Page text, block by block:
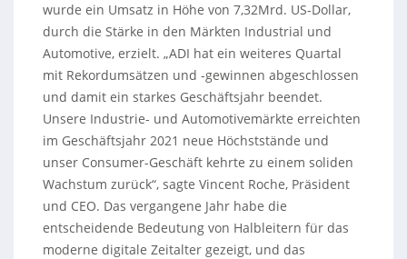
wurde ein Umsatz in Höhe von 7,32Mrd. US-Dollar,
durch die Stärke in den Märkten Industrial und
Automotive, erzielt. „ADI hat ein weiteres Quartal
mit Rekordumsätzen und -gewinnen abgeschlossen
und damit ein starkes Geschäftsjahr beendet.
Unsere Industrie- und Automotivemärkte erreichten
im Geschäftsjahr 2021 neue Höchststände und
unser Consumer-Geschäft kehrte zu einem soliden
Wachstum zurück“, sagte Vincent Roche, Präsident
und CEO. Das vergangene Jahr habe die
entscheidende Bedeutung von Halbleitern für das
moderne digitale Zeitalter gezeigt, und das